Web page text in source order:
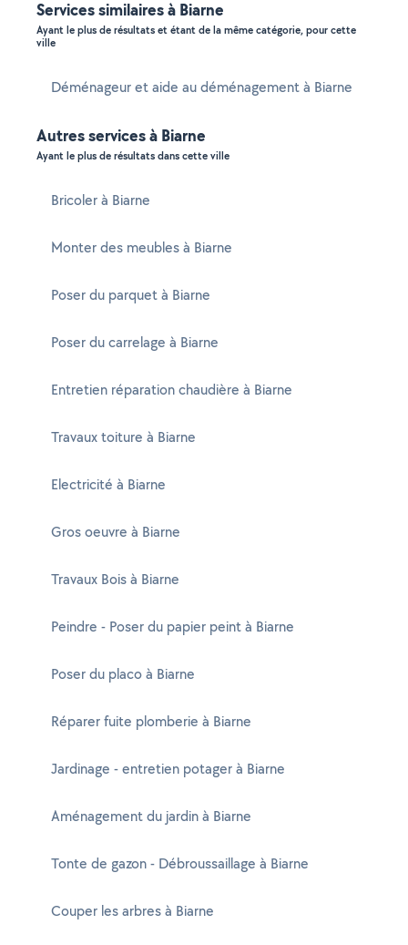
Services similaires à Biarne
Ayant le plus de résultats et étant de la même catégorie, pour cette
ville
Déménageur et aide au déménagement à Biarne
Autres services à Biarne
Ayant le plus de résultats dans cette ville
Bricoler à Biarne
Monter des meubles à Biarne
Poser du parquet à Biarne
Poser du carrelage à Biarne
Entretien réparation chaudière à Biarne
Travaux toiture à Biarne
Electricité à Biarne
Gros oeuvre à Biarne
Travaux Bois à Biarne
Peindre - Poser du papier peint à Biarne
Poser du placo à Biarne
Réparer fuite plomberie à Biarne
Jardinage - entretien potager à Biarne
Aménagement du jardin à Biarne
Tonte de gazon - Débroussaillage à Biarne
Couper les arbres à Biarne